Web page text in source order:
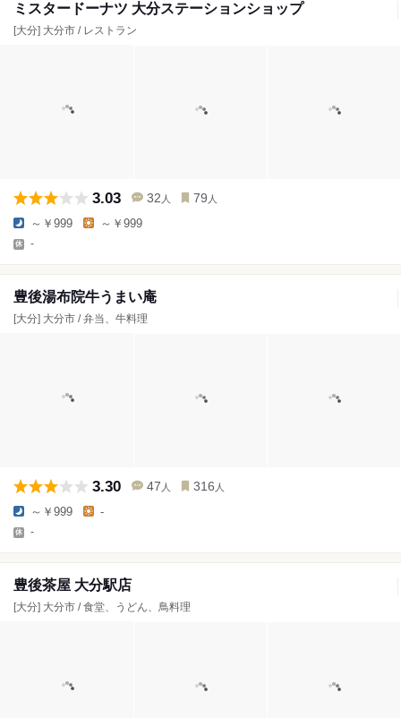
ミスタードーナツ 大分ステーションショップ
[大分] 大分市 / レストラン
3.03 32 人 79 人
～￥999 ～￥999
-
豊後湯布院牛うまい庵
[大分] 大分市 / 弁当、牛料理
3.30 47 人 316 人
～￥999 -
-
豊後茶屋 大分駅店
[大分] 大分市 / 食堂、うどん、鳥料理